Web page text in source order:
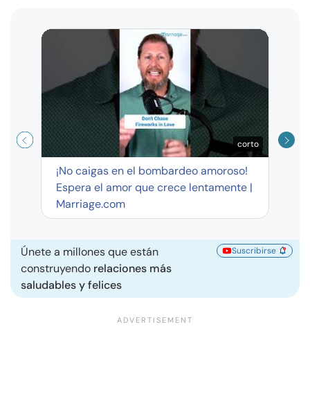
corto
¡No caigas en el bombardeo amoroso!
Espera el amor que crece lentamente |
Marriage.com
Únete a millones que están
construyendo relaciones más
saludables y felices
Suscribirse